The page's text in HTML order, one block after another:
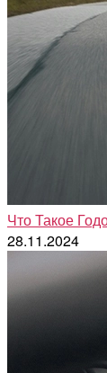
Что Такое
28.11.2024